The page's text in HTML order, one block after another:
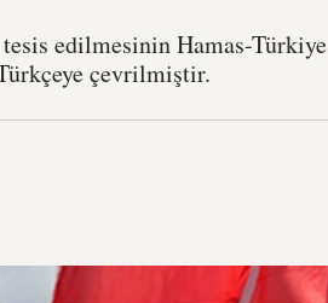
edilmesinin Hamas-Türkiye
çevrilmiştir.